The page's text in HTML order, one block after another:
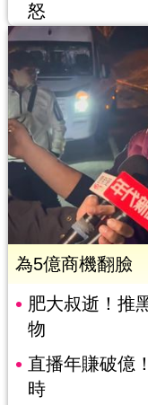
怒
為5億商機翻臉
肥大叔逝！推
物
直播年賺破億
時